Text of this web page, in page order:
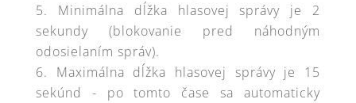
Minimálna dĺžka hlasovej správy je 2
sekundy (blokovanie pred náhodným
odosielaním správ).
Maximálna dĺžka hlasovej správy je 15
sekúnd - po tomto čase sa automaticky